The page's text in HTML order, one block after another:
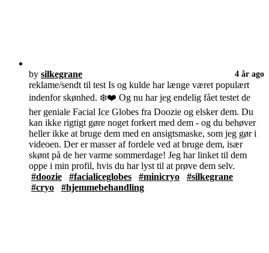
by silkegrane 4 år ago
reklame/sendt til test Is og kulde har længe været populært
indenfor skønhed. ❄️❤️ Og nu har jeg endelig fået testet de
her geniale Facial Ice Globes fra Doozie og elsker dem. Du
kan ikke rigtigt gøre noget forkert med dem - og du behøver
heller ikke at bruge dem med en ansigtsmaske, som jeg gør i
videoen. Der er masser af fordele ved at bruge dem, især
skønt på de her varme sommerdage! Jeg har linket til dem
oppe i min profil, hvis du har lyst til at prøve dem selv.
#doozie
#facialiceglobes #minicryo
#silkegrane
#cryo
#hjemmebehandling